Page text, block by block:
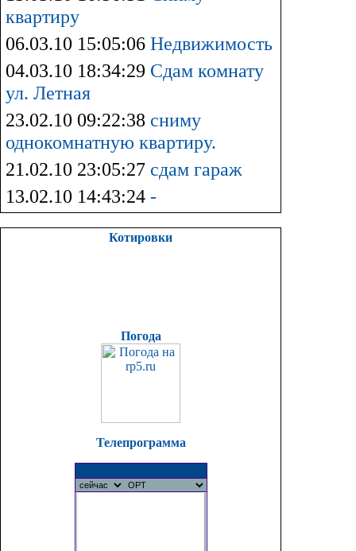
квартиру
06.03.10 15:05:06 Недвижимость
04.03.10 18:34:29 Сдам комнату
ул. Летная
23.02.10 09:22:38 сниму
однокомнатную квартиру.
21.02.10 23:05:27 сдам гараж
13.02.10 14:43:24 -
Котировки
Погода
Телепрограмма